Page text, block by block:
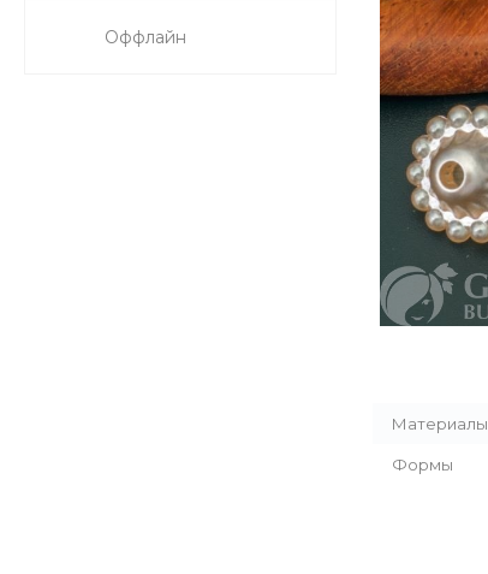
Оффлайн
Материалы
Формы